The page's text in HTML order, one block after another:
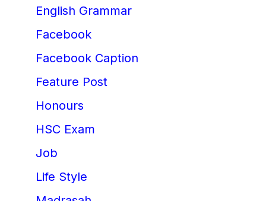
English Grammar
Facebook
Facebook Caption
Feature Post
Honours
HSC Exam
Job
Life Style